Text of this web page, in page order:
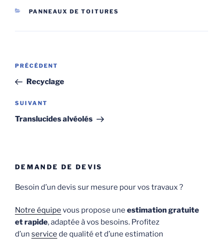
CATÉGORIES
PANNEAUX DE TOITURES
Navigation
l’article
Article
précédent
PRÉCÉDENT
Recyclage
Article
suivant
SUIVANT
Translucides alvéolés
DEMANDE DE DEVIS
Besoin d’un devis sur mesure pour vos travaux ?
Notre équipe vous propose une estimation gratuite
et rapide, adaptée à vos besoins. Profitez
d’un service de qualité et d’une estimation